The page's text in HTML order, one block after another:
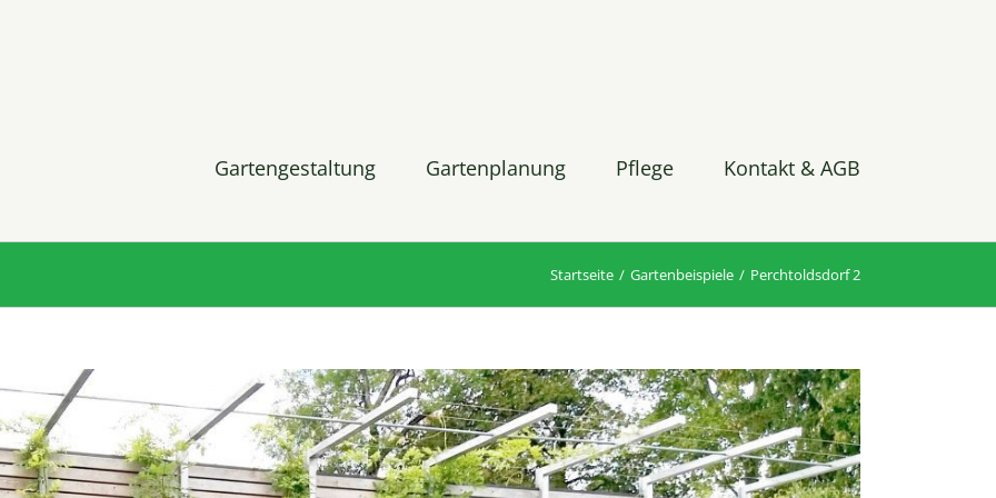
Gartengestaltung Gartenplanung Pflege Kontakt & AGB
Startseite Gartenbeispiele Perchtoldsdorf 2